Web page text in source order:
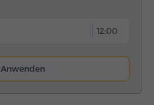
12:00
Anwenden